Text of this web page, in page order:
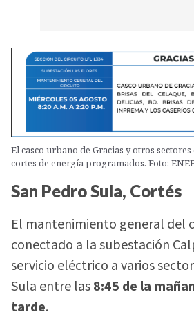
El casco urbano de Gracias y otros
cortes de energía programados. Foto:
San Pedro Sula, Cortés
El mantenimiento general del
conectado a la subestación
servicio eléctrico a varios
Sula entre las8:45 de la
tarde.